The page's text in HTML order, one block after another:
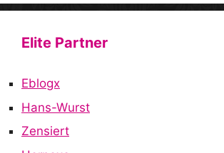
Elite Partner
Eblogx
Hans-Wurst
Zensiert